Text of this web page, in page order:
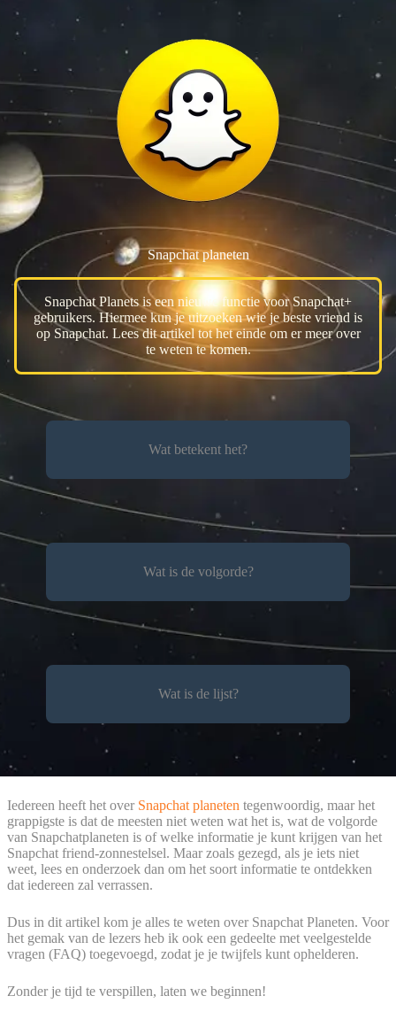
Snapchat planeten
Snapchat Planets is een nieuwe functie voor Snapchat+
gebruikers. Hiermee kun je uitzoeken wie je beste vriend is
op Snapchat. Lees dit artikel tot het einde om er meer over
te weten te komen.
Wat betekent het?
Wat is de volgorde?
Wat is de lijst?
Iedereen heeft het over Snapchat planeten tegenwoordig, maar het
grappigste is dat de meesten niet weten wat het is, wat de volgorde
van Snapchatplaneten is of welke informatie je kunt krijgen van het
Snapchat friend-zonnestelsel. Maar zoals gezegd, als je iets niet
weet, lees en onderzoek dan om het soort informatie te ontdekken
dat iedereen zal verrassen.
Dus in dit artikel kom je alles te weten over Snapchat Planeten. Voor
het gemak van de lezers heb ik ook een gedeelte met veelgestelde
vragen (FAQ) toegevoegd, zodat je je twijfels kunt ophelderen.
Zonder je tijd te verspillen, laten we beginnen!